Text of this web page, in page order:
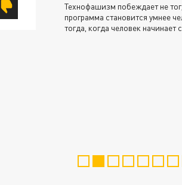
Технофашизм побеждает не
программа становится умнее
тогда, когда человек начинает